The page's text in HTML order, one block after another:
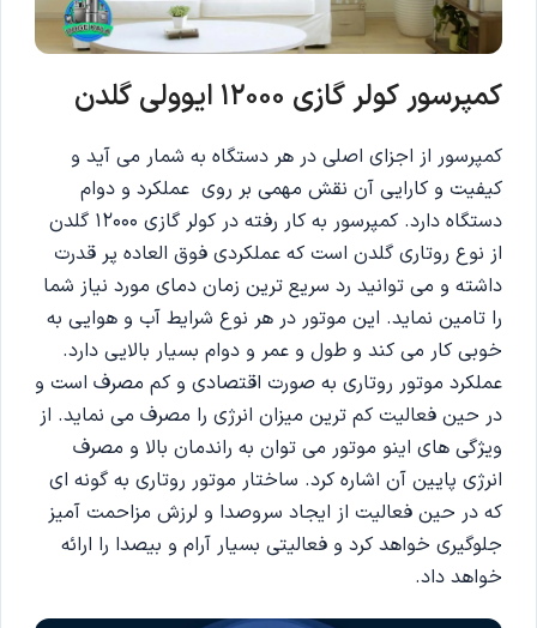
کمپرسور کولر گازی 12000 ایوولی گلدن
کمپرسور از اجزای اصلی در هر دستگاه به شمار می آید و
کیفیت و کارایی آن نقش مهمی بر روی عملکرد و دوام
دستگاه دارد. کمپرسور به کار رفته در کولر گازی 12000 گلدن
از نوع روتاری گلدن است که عملکردی فوق العاده پر قدرت
داشته و می توانید رد سریع ترین زمان دمای مورد نیاز شما
را تامین نماید. این موتور در هر نوع شرایط آب و هوایی به
خوبی کار می کند و طول و عمر و دوام بسیار بالایی دارد.
عملکرد موتور روتاری به صورت اقتصادی و کم مصرف است و
در حین فعالیت کم ترین میزان انرژی را مصرف می نماید. از
ویژگی های اینو موتور می توان به راندمان بالا و مصرف
انرژی پایین آن اشاره کرد. ساختار موتور روتاری به گونه ای
که در حین فعالیت از ایجاد سروصدا و لرزش مزاحمت آمیز
جلوگیری خواهد کرد و فعالیتی بسیار آرام و بیصدا را ارائه
خواهد داد.